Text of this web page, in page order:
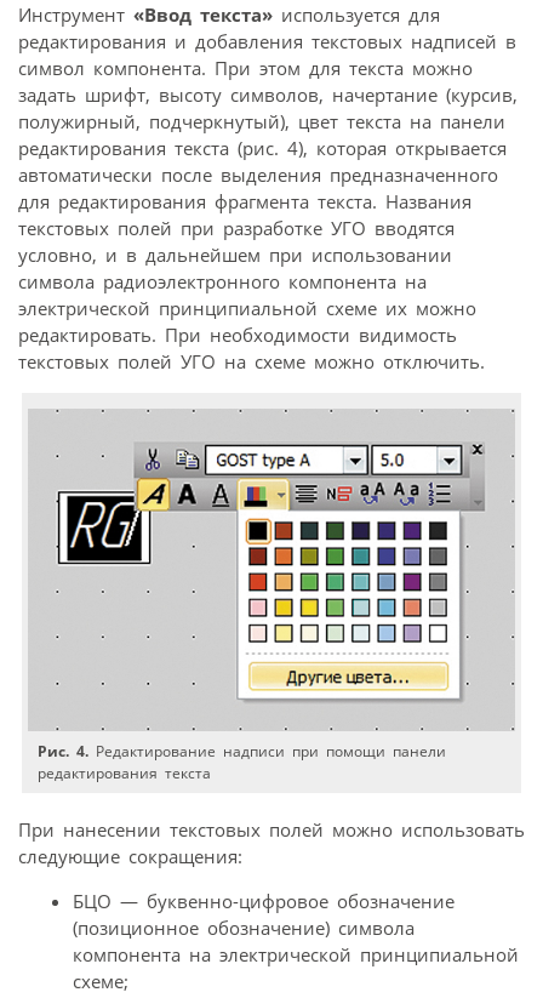
Инструмент «Ввод текста» используется для
редактирования и добавления текстовых надписей в
символ компонента. При этом для текста можно
задать шрифт, высоту символов, начертание (курсив,
полужирный, подчеркнутый), цвет текста на панели
редактирования текста (рис. 4), которая открывается
автоматически после выделения предназначенного
для редактирования фрагмента текста. Названия
текстовых полей при разработке УГО вводятся
условно, и в дальнейшем при использовании
символа радиоэлектронного компонента на
электрической принципиальной схеме их можно
редактировать. При необходимости видимость
текстовых полей УГО на схеме можно отключить.
Рис. 4. Редактирование надписи при помощи панели
редактирования текста
При нанесении текстовых полей можно использовать
следующие сокращения:
БЦО — буквенно-цифровое обозначение
(позиционное обозначение) символа
компонента на электрической принципиальной
схеме;